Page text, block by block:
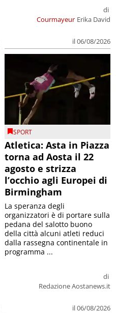
Courmayeur
di
Erika David
il 06/08/2026
SPORT
Atletica: Asta in Piazza
torna ad Aosta il 22
agosto e strizza
l’occhio agli Europei di
Birmingham
di
Redazione Aostanews.it
il 06/08/2026
La speranza degli
organizzatori è di portare sulla
pedana del salotto buono
della città alcuni atleti reduci
dalla rassegna continentale in
programma ...